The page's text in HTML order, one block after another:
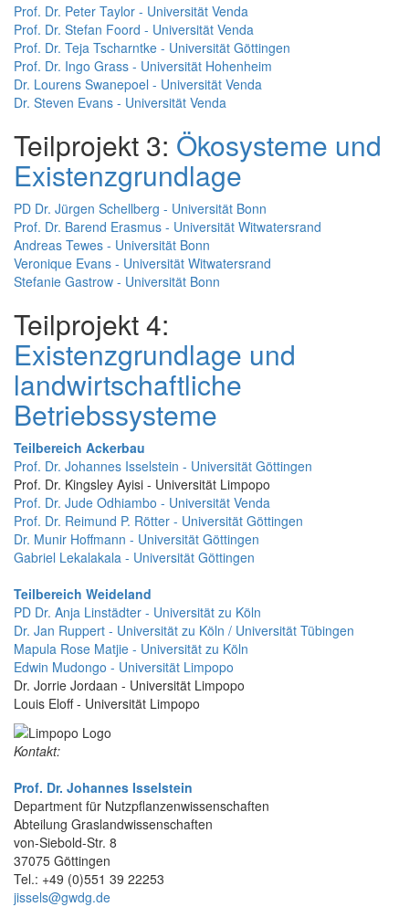
Prof. Dr. Peter Taylor - Universität Venda
Prof. Dr. Stefan Foord - Universität Venda
Prof. Dr. Teja Tscharntke - Universität Göttingen
Prof. Dr. Ingo Grass - Universität Hohenheim
Dr. Lourens Swanepoel - Universität Venda
Dr. Steven Evans - Universität Venda
Teilprojekt 3: Ökosysteme und
Existenzgrundlage
PD Dr. Jürgen Schellberg - Universität Bonn
Prof. Dr. Barend Erasmus - Universität Witwatersrand
Andreas Tewes - Universität Bonn
Veronique Evans - Universität Witwatersrand
Stefanie Gastrow - Universität Bonn
Teilprojekt 4:
Existenzgrundlage und
landwirtschaftliche
Betriebssysteme
Teilbereich Ackerbau
Prof. Dr. Johannes Isselstein - Universität Göttingen
Prof. Dr. Kingsley Ayisi - Universität Limpopo
Prof. Dr. Jude Odhiambo - Universität Venda
Prof. Dr. Reimund P. Rötter - Universität Göttingen
Dr. Munir Hoffmann - Universität Göttingen
Gabriel Lekalakala - Universität Göttingen
Teilbereich Weideland
PD Dr. Anja Linstädter - Universität zu Köln
Dr. Jan Ruppert - Universität zu Köln / Universität Tübingen
Mapula Rose Matjie - Universität zu Köln
Edwin Mudongo - Universität Limpopo
Dr. Jorrie Jordaan - Universität Limpopo
Louis Eloff - Universität Limpopo
Kontakt:
Prof. Dr. Johannes Isselstein
Department für Nutzpflanzenwissenschaften
Abteilung Graslandwissenschaften
von-Siebold-Str. 8
37075 Göttingen
Tel.: +49 (0)551 39 22253
jissels@gwdg.de